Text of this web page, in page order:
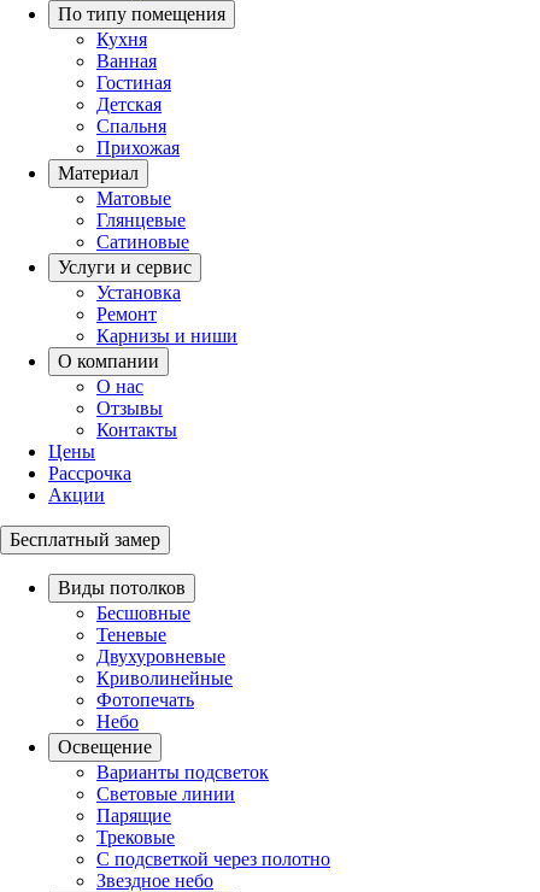
По типу помещения
Кухня
Ванная
Гостиная
Детская
Спальня
Прихожая
Материал
Матовые
Глянцевые
Сатиновые
Услуги и сервис
Установка
Ремонт
Карнизы и ниши
О компании
О нас
Отзывы
Контакты
Цены
Рассрочка
Акции
Бесплатный замер
Виды потолков
Бесшовные
Теневые
Двухуровневые
Криволинейные
Фотопечать
Небо
Освещение
Варианты подсветок
Световые линии
Парящие
Трековые
С подсветкой через полотно
Звездное небо